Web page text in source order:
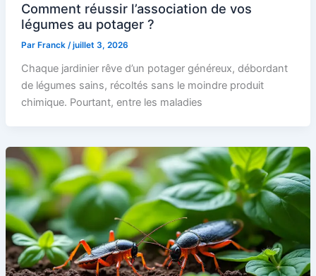
Comment réussir l’association de vos
légumes au potager ?
Par Franck /juillet 3, 2026
Chaque jardinier rêve d’un potager généreux, débordant
de légumes sains, récoltés sans le moindre produit
chimique. Pourtant, entre les maladies